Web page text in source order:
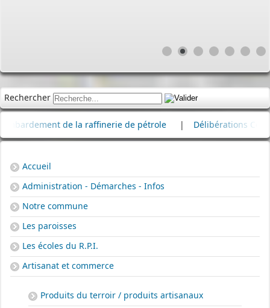
Rechercher
de la raffinerie de pétrole | Délibérations Conseil Municipal
Accueil
Administration - Démarches - Infos
Notre commune
Les paroisses
Les écoles du R.P.I.
Artisanat et commerce
Produits du terroir / produits artisanaux